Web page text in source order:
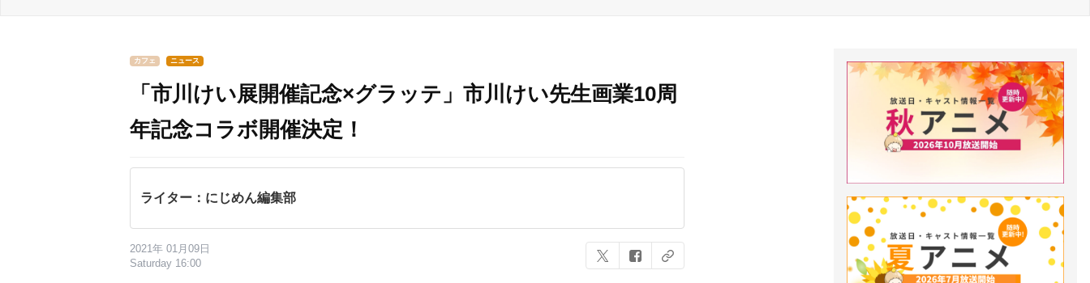
カフェ ニュース
「市川けい展開催記念×グラッテ」市川けい先生画業10周
年記念コラボ開催決定！
ライター：にじめん編集部
2021年 01月09日
Saturday 16:00